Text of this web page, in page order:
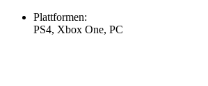
Plattformen:
PS4, Xbox One, PC